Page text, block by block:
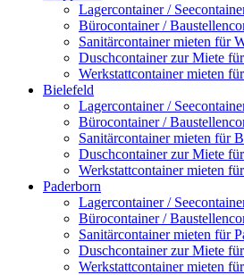
Lagercontainer /
Bürocontainer /
Sanitärcontainer mieten für
Duschcontainer zur Miete
Werkstattcontainer mieten
Bielefeld
Lagercontainer /
Bürocontainer /
Sanitärcontainer mieten für
Duschcontainer zur Miete
Werkstattcontainer mieten
Paderborn
Lagercontainer /
Bürocontainer /
Sanitärcontainer mieten für
Duschcontainer zur Miete
Werkstattcontainer mieten